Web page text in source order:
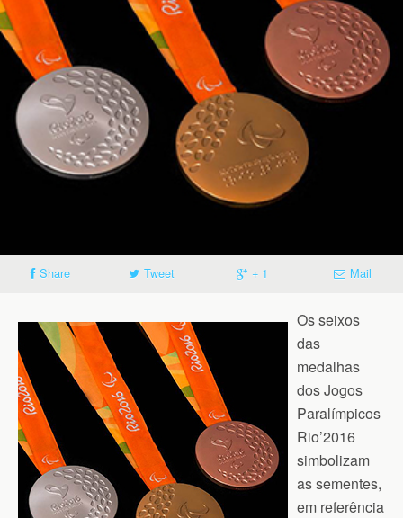
Share Tweet + 1 Mail
Os seixos
das
medalhas
dos Jogos
Paralímpicos
Rio’2016
simbolizam
as sementes,
em referência